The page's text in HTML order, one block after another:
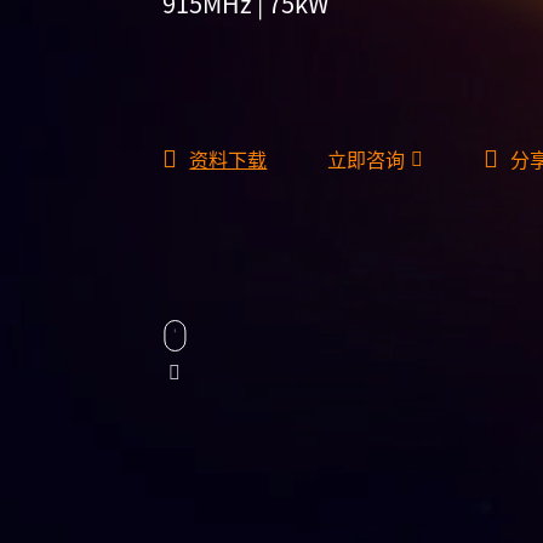
资料下载 立即咨询 分